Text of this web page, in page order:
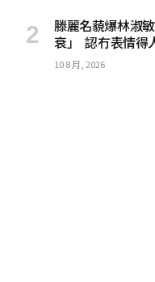
滕麗名藐爆林淑
衰」 認冇表情得
10 8 月, 2026